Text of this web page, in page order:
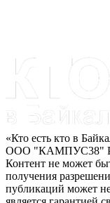
«Кто есть кто в
ООО "КАМПУС38"
Контент не может
получения
публикаций может